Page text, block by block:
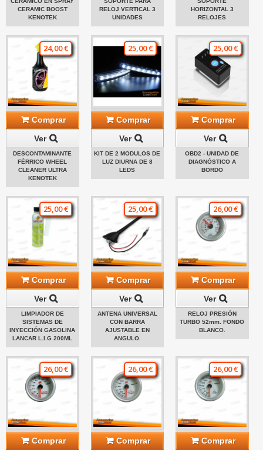
CERAMIC BOOST
KENOTEK
RELOJ VERTICAL 3
UNIDADES
HORIZONTAL 3
RELOJES
24,00 €
Comprar
Ver
DESCONTAMINANTE
FÉRRICO WHEEL
CLEANER ULTRA
KENOTEK
25,00 €
Comprar
Ver
KIT DE 2 MODULOS DE
LUZ DIURNA DE 8
LEDS
25,00 €
Comprar
Ver
OBD2 - UNIDAD DE
DIAGNÓSTICO A
BORDO
25,00 €
Comprar
Ver
LIMPIADOR DE
SISTEMAS DE
INYECCIÓN GASOLINA
LANCAR L.I.G 200ML
25,00 €
Comprar
Ver
ANTENA UNIVERSAL
CON BARRA
AJUSTABLE EN
ANGULO.
26,00 €
Comprar
Ver
RELOJ PRESIÓN
TURBO 52mm. FONDO
BLANCO.
26,00 €
Comprar
26,00 €
Comprar
26,00 €
Comprar